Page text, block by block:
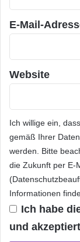
Office
*
E-Mail-
Website
Ich willige ein,
gemäß Ihrer
werden. Bitte
die Zukunft per E-
Informationen
Ich habe
und